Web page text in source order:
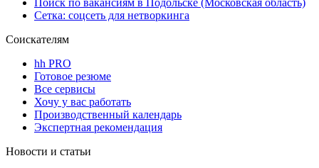
Сетка: соцсеть для нетворкинга
Соискателям
hh PRO
Готовое резюме
Все сервисы
Хочу у вас работать
Производственный календарь
Экспертная рекомендация
Новости и статьи